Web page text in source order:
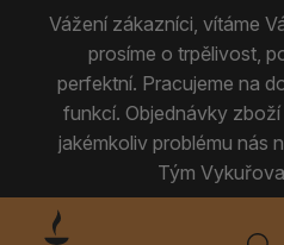
Vážení zákazníci, vítáme
prosíme o trpělivost,
perfektní. Pracujeme na
funkcí. Objednávky
jakémkoliv problému nás
Tým